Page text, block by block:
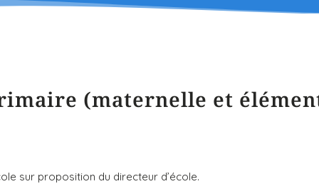
(maternelle et
sur proposition du directeur d’école.